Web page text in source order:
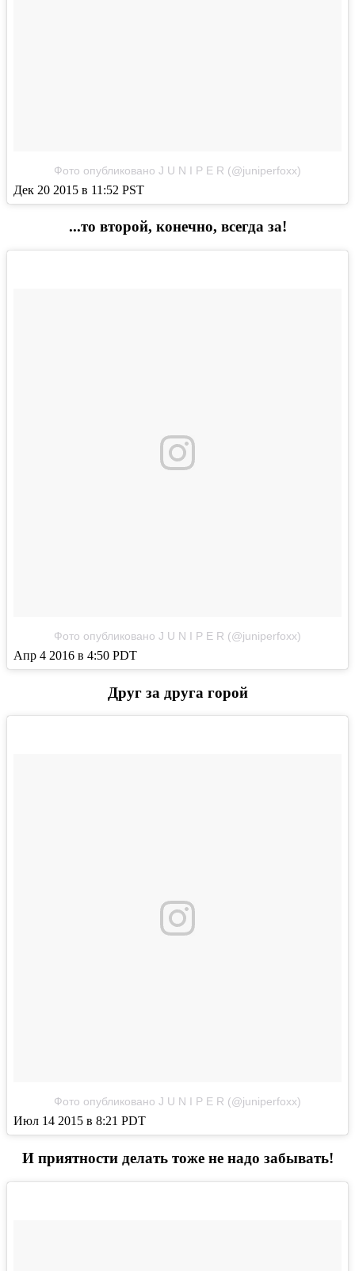
Фото опубликовано J U N I P E R (@juniperfoxx)
Дек 20 2015 в 11:52 PST
...то второй, конечно, всегда за!
Фото опубликовано J U N I P E R (@juniperfoxx)
Апр 4 2016 в 4:50 PDT
Друг за друга горой
Фото опубликовано J U N I P E R (@juniperfoxx)
Июл 14 2015 в 8:21 PDT
И приятности делать тоже не надо забывать!